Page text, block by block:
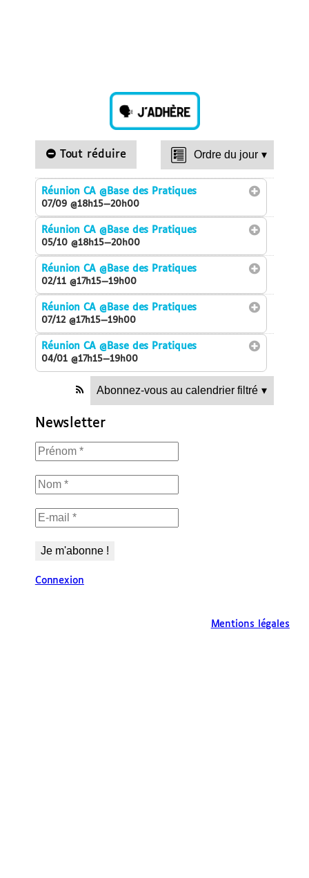
Tout réduire Ordre du jour ▾
Réunion CA@Base des Pratiques
07/09 @18h15—20h00
Réunion CA@Base des Pratiques
05/10 @18h15—20h00
Réunion CA@Base des Pratiques
02/11 @17h15—19h00
Réunion CA@Base des Pratiques
07/12 @17h15—19h00
Réunion CA@Base des Pratiques
04/01 @17h15—19h00
Abonnez-vous au calendrier filtré ▾
Newsletter
Connexion
Mentions légales